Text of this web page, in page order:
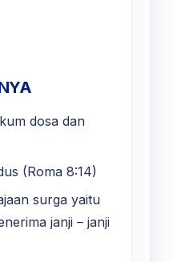
dosa dan
(Roma 8:14)
surga yaitu
janji – janji